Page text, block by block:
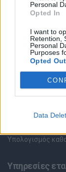
Personal
Opted In
I want to
Retention,
Personal
Purposes
Opted Out
Data
Καταχώρηση
Συμβουλές
HR corner
Περιγραφές
Ερωτήσεις
Υπολογισμός
Υπηρεσίες